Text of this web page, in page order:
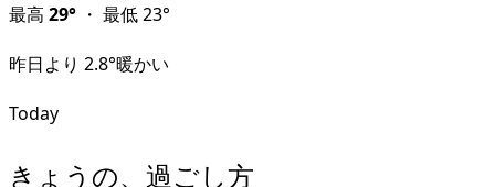
最高 29° ・ 最低23°
昨日より 2.8°暖かい
Today
きょうの、過ごし方